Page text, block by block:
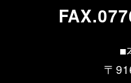
■
〒